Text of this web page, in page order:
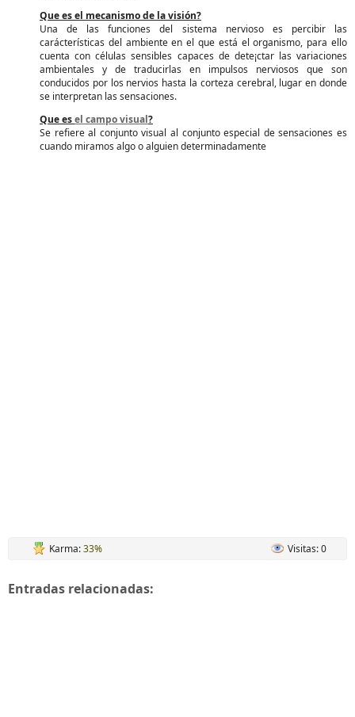
Que es el mecanismo de la visión?
Una de las funciones del sistema nervioso es percibir las
carácterísticas del ambiente en el que está el organismo, para ello
cuenta con células sensibles capaces de dete¡ctar las variaciones
ambientales y de traducirlas en impulsos nerviosos que son
conducidos por los nervios hasta la corteza cerebral, lugar en donde
se interpretan las sensaciones.
Que esel campo visual?
Se refiere al conjunto visual al conjunto especial de sensaciones es
cuando miramos algo o alguien determinadamente
Karma:33% Visitas: 0
Entradas relacionadas: